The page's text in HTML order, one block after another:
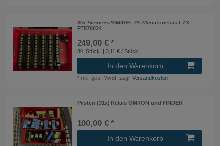
80x Siemens SIMIREL PT-Miniaturrelais LZX
PT570024
249,00 € *
80 Stück | 3,11 € / Stück
In den Warenkorb
* inkl. ges. MwSt. zzgl.Versandkosten
Posten (31x) Relais OMRON und FINDER
100,00 € *
In den Warenkorb